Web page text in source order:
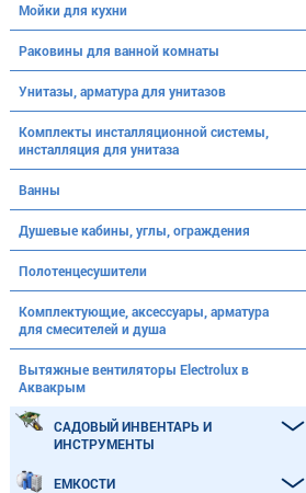
Мойки для кухни
Раковины для ванной комнаты
Унитазы, арматура для унитазов
Комплекты инсталляционной системы,
инсталляция для унитаза
Ванны
Душевые кабины, углы, ограждения
Полотенцесушители
Комплектующие, аксессуары, арматура
для смесителей и душа
Вытяжные вентиляторы Electrolux в
Аквакрым
САДОВЫЙ ИНВЕНТАРЬ И
ИНСТРУМЕНТЫ
ЕМКОСТИ